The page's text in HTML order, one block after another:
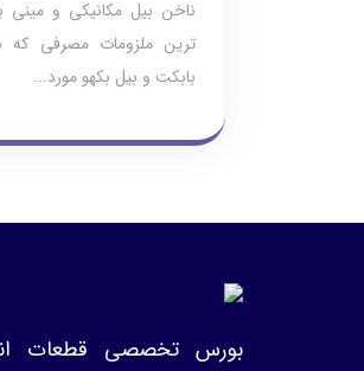
ناخن بیل مکانیکی و مینی
ترین ملزومات مصرفی که
بابکت و بیل بکهو مورد...
بورس تخصصی قطعات